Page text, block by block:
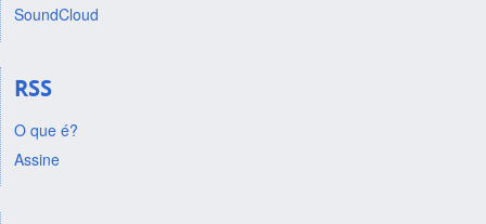
SoundCloud
RSS
O que é?
Assine